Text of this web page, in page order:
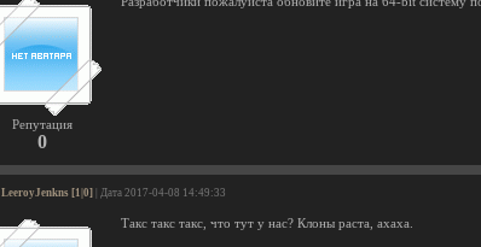
Репутация
0
LeeroyJenkns [1|0] | Дата 2017-04-08 14:49:33
Такс такс такс, что тут у нас? Клоны раста, ахаха.